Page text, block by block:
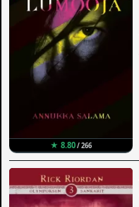
★ 8.80/ 266